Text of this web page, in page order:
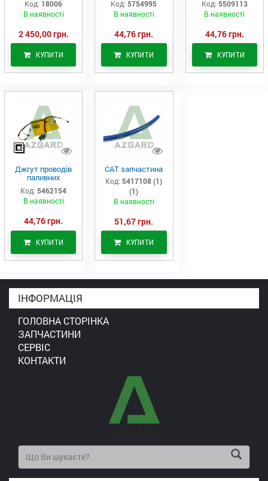
Код: 18006
В наявності
2 450,00 грн.
КУПИТИ
Код: 5754995
В наявності
44,76 грн.
КУПИТИ
9113)
Код: 5509113
В наявності
44,76 грн.
КУПИТИ
Джгут проводів
паливних
форсунок CAT
C7/C9 (546-2154)
Код: 5462154
В наявності
44,76 грн.
КУПИТИ
САТ запчастина
Код: 5417108 (1)
(1)
В наявності
51,67 грн.
КУПИТИ
ІНФОРМАЦІЯ
ГОЛОВНА СТОРІНКА
ЗАПЧАСТИНИ
СЕРВІС
КОНТАКТИ